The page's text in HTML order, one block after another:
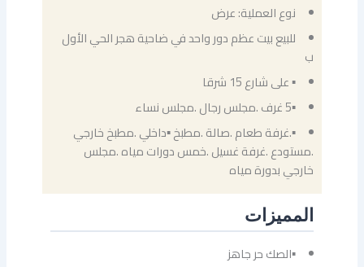
نوع العملية: عرض
للبيع بيت عظم دور واحد في ضاحية هجر الحي الأول
ب
▪ على شارع 15 شرقا
▪5 غرف .مجلس رجال .مجلس نساء
▪.غرفة طعام .صالة .مطبخ ▪داخلي .مطبخ خارجي
.مستودع .غرفة غسيل .خمس دورات مياه .مجلس
خارجي بدورة مياه
المميزات
▪الصك حر جاهز